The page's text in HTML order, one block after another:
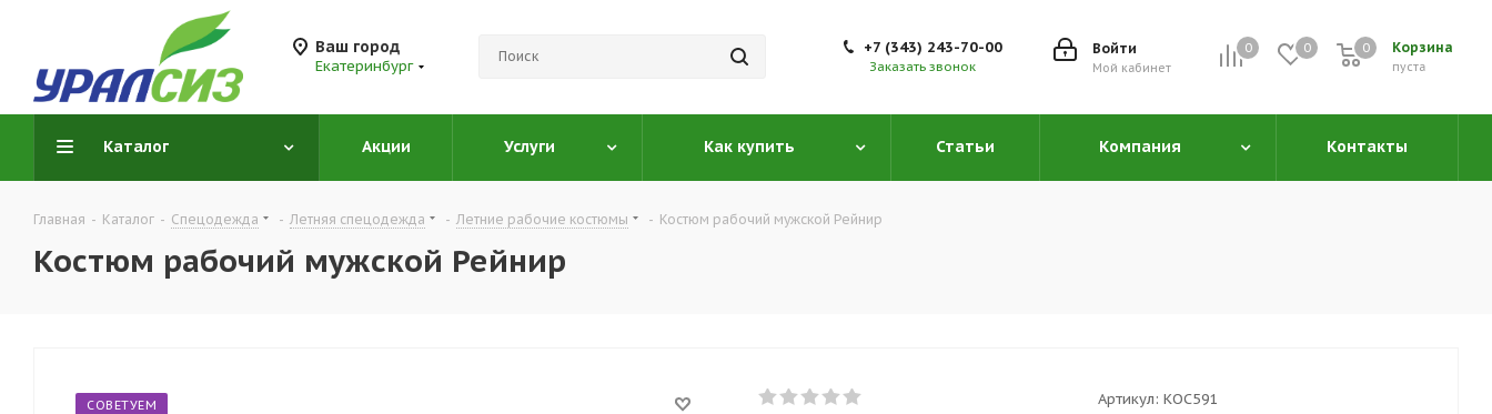
Ваш город
Екатеринбург
0 0 Корзина
0
пуста
0
Войти
Мой кабинет
+7 (343) 243-70-00
Заказать звонок
Каталог Акции Услуги Как купить Статьи Компания Контакты
Главная - Каталог - Спецодежда - Летняя спецодежда - Летние рабочие костюмы - Костюм рабочий мужской Рейнир
Костюм рабочий мужской Рейнир
СОВЕТУЕМ Артикул: КОС591